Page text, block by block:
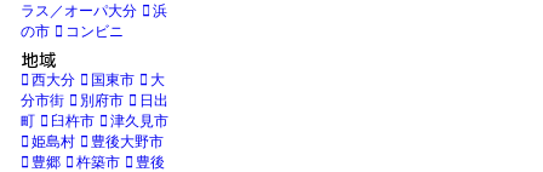
ラス／オーパ大分
浜
の市
コンビニ
地域
西大分 国東市
大
分市街
別府市
日出
町
臼杵市
津久見市
姫島村
豊後大野市
豊郷
杵築市
豊後